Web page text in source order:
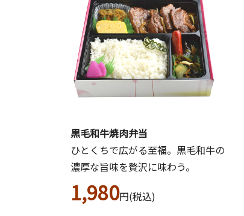
黒毛和牛焼肉弁当
ひとくちで広がる至福。黒毛和牛の
濃厚な旨味を贅沢に味わう。
1,980円(税込)